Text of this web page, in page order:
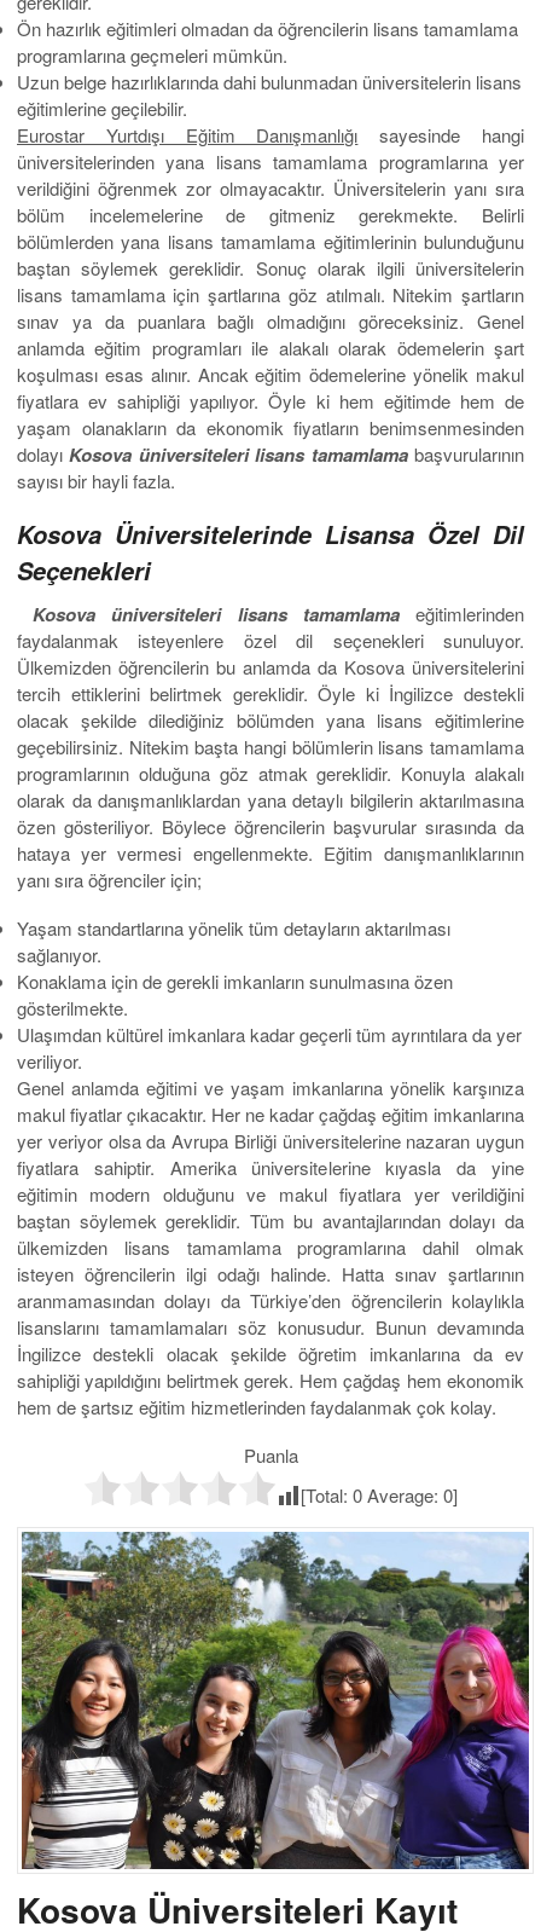
Ön hazırlık eğitimleri olmadan da öğrencilerin lisans tamamlama
programlarına geçmeleri mümkün.
Uzun belge hazırlıklarında dahi bulunmadan üniversitelerin lisans
eğitimlerine geçilebilir.
Eurostar Yurtdışı Eğitim Danışmanlığı sayesinde hangi
üniversitelerinden yana lisans tamamlama programlarına yer
verildiğini öğrenmek zor olmayacaktır. Üniversitelerin yanı sıra
bölüm incelemelerine de gitmeniz gerekmekte. Belirli
bölümlerden yana lisans tamamlama eğitimlerinin bulunduğunu
baştan söylemek gereklidir. Sonuç olarak ilgili üniversitelerin
lisans tamamlama için şartlarına göz atılmalı. Nitekim şartların
sınav ya da puanlara bağlı olmadığını göreceksiniz. Genel
anlamda eğitim programları ile alakalı olarak ödemelerin şart
koşulması esas alınır. Ancak eğitim ödemelerine yönelik makul
fiyatlara ev sahipliği yapılıyor. Öyle ki hem eğitimde hem de
yaşam olanakların da ekonomik fiyatların benimsenmesinden
dolayıKosova üniversiteleri lisans tamamlamabaşvurularının
sayısı bir hayli fazla.
Kosova Üniversitelerinde Lisansa Özel Dil
Seçenekleri
Kosova üniversiteleri lisans tamamlamaeğitimlerinden
faydalanmak isteyenlere özel dil seçenekleri sunuluyor.
Ülkemizden öğrencilerin bu anlamda da Kosova üniversitelerini
tercih ettiklerini belirtmek gereklidir. Öyle ki İngilizce destekli
olacak şekilde dilediğiniz bölümden yana lisans eğitimlerine
geçebilirsiniz. Nitekim başta hangi bölümlerin lisans tamamlama
programlarının olduğuna göz atmak gereklidir. Konuyla alakalı
olarak da danışmanlıklardan yana detaylı bilgilerin aktarılmasına
özen gösteriliyor. Böylece öğrencilerin başvurular sırasında da
hataya yer vermesi engellenmekte. Eğitim danışmanlıklarının
yanı sıra öğrenciler için;
Yaşam standartlarına yönelik tüm detayların aktarılması
sağlanıyor.
Konaklama için de gerekli imkanların sunulmasına özen
gösterilmekte.
Ulaşımdan kültürel imkanlara kadar geçerli tüm ayrıntılara da yer
veriliyor.
Genel anlamda eğitimi ve yaşam imkanlarına yönelik karşınıza
makul fiyatlar çıkacaktır. Her ne kadar çağdaş eğitim imkanlarına
yer veriyor olsa da Avrupa Birliği üniversitelerine nazaran uygun
fiyatlara sahiptir. Amerika üniversitelerine kıyasla da yine
eğitimin modern olduğunu ve makul fiyatlara yer verildiğini
baştan söylemek gereklidir. Tüm bu avantajlarından dolayı da
ülkemizden lisans tamamlama programlarına dahil olmak
isteyen öğrencilerin ilgi odağı halinde. Hatta sınav şartlarının
aranmamasından dolayı da Türkiye’den öğrencilerin kolaylıkla
lisanslarını tamamlamaları söz konusudur. Bunun devamında
İngilizce destekli olacak şekilde öğretim imkanlarına da ev
sahipliği yapıldığını belirtmek gerek. Hem çağdaş hem ekonomik
hem de şartsız eğitim hizmetlerinden faydalanmak çok kolay.
Puanla
[Total: 0Average: 0]
Kosova Üniversiteleri Kayıt